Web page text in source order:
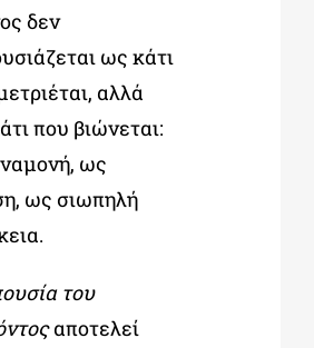
δεν
ως κάτι
αλλά
που βιώνεται:
ως
ως σιωπηλή
του
αποτελεί